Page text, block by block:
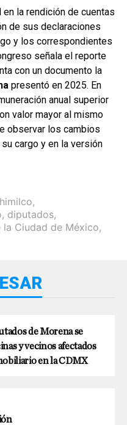
la rendición de cuentas
de sus declaraciones
y los correspondientes
señala el reporte
con un documento la
presentó en 2025. En
anual superior
valor mayor al mismo
observar los cambios
cargo y en la versión
,
, diputados,
la Ciudad de México,
de Morena se
y vecinos afectados
en la CDMX